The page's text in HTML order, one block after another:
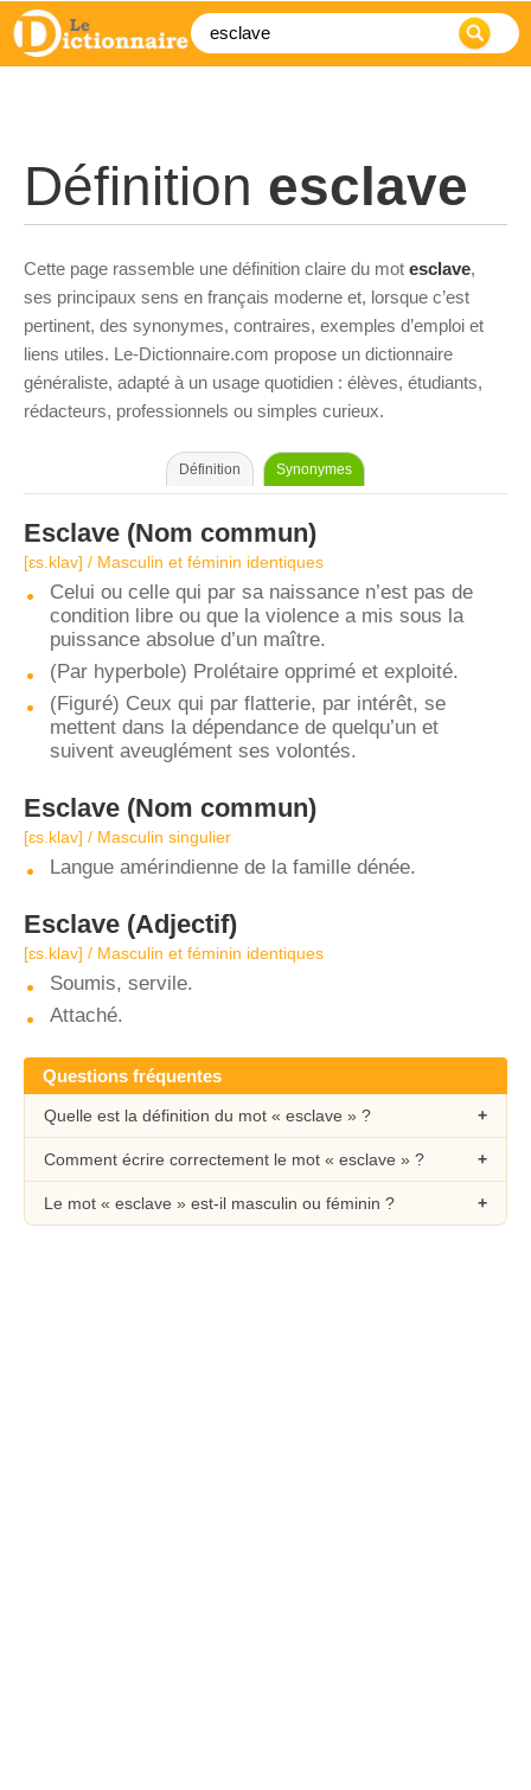
Définition esclave
Cette page rassemble une définition claire du mot esclave,
ses principaux sens en français moderne et, lorsque c’est
pertinent, des synonymes, contraires, exemples d’emploi et
liens utiles. Le-Dictionnaire.com propose un dictionnaire
généraliste, adapté à un usage quotidien : élèves, étudiants,
rédacteurs, professionnels ou simples curieux.
Définition Synonymes
Esclave (Nom commun)
[ɛs.klav] / Masculin et féminin identiques
Celui ou celle qui par sa naissance n’est pas de
condition libre ou que la violence a mis sous la
puissance absolue d’un maître.
(Par hyperbole) Prolétaire opprimé et exploité.
(Figuré) Ceux qui par flatterie, par intérêt, se
mettent dans la dépendance de quelqu’un et
suivent aveuglément ses volontés.
Esclave (Nom commun)
[ɛs.klav] / Masculin singulier
Langue amérindienne de la famille dénée.
Esclave (Adjectif)
[ɛs.klav] / Masculin et féminin identiques
Soumis, servile.
Attaché.
Questions fréquentes
Quelle est la définition du mot « esclave » ?
Comment écrire correctement le mot « esclave » ?
Le mot « esclave » est-il masculin ou féminin ?